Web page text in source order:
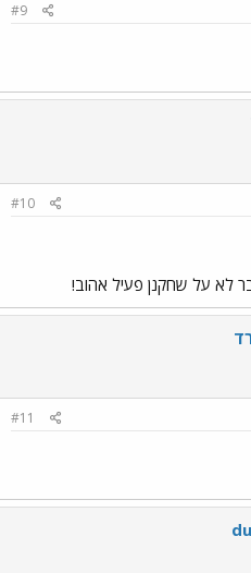
#9
#10
לא על שחקנן פעיל אהוב!
#11